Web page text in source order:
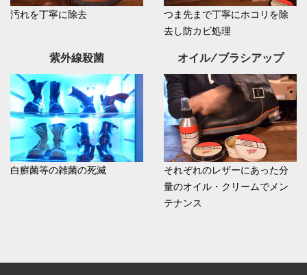
汚れを丁寧に除去
つま先まで丁寧にホコリを除
去し防カビ処理
紫外線殺菌
白癬菌等の雑菌の死滅
オイル/ブラシアップ
それぞれのレザーにあった分
量のオイル・クリームでメン
テナンス